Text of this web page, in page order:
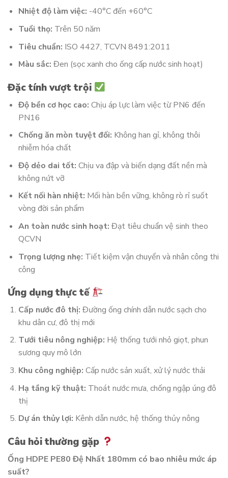
Nhiệt độ làm việc: -40°C đến +60°C
Tuổi thọ: Trên 50 năm
Tiêu chuẩn: ISO 4427, TCVN 8491:2011
Màu sắc: Đen (sọc xanh cho ống cấp nước sinh hoạt)
Đặc tính vượt trội
Độ bền cơ học cao: Chịu áp lực làm việc từ PN6 đến
PN16
Chống ăn mòn tuyệt đối: Không han gỉ, không thôi
nhiễm hóa chất
Độ dẻo dai tốt: Chịu va đập và biến dạng đất nền mà
không nứt vỡ
Kết nối hàn nhiệt: Mối hàn bền vững, không rò rỉ suốt
vòng đời sản phẩm
An toàn nước sinh hoạt: Đạt tiêu chuẩn vệ sinh theo
QCVN
Trọng lượng nhẹ: Tiết kiệm vận chuyển và nhân công thi
công
Ứng dụng thực tế
Cấp nước đô thị: Đường ống chính dẫn nước sạch cho
khu dân cư, đô thị mới
Tưới tiêu nông nghiệp: Hệ thống tưới nhỏ giọt, phun
sương quy mô lớn
Khu công nghiệp: Cấp nước sản xuất, xử lý nước thải
Hạ tầng kỹ thuật: Thoát nước mưa, chống ngập úng đô
thị
Dự án thủy lợi: Kênh dẫn nước, hệ thống thủy nông
Câu hỏi thường gặp
Ống HDPE PE80 Đệ Nhất 180mm có bao nhiêu mức áp
suất?